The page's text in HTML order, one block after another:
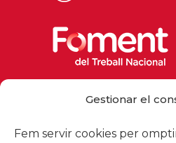
Gestionar el
Fem servir cookies per
foment@foment.com